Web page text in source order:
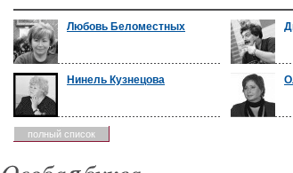
Любовь Беломестных
Нинель Кузнецова
полный список